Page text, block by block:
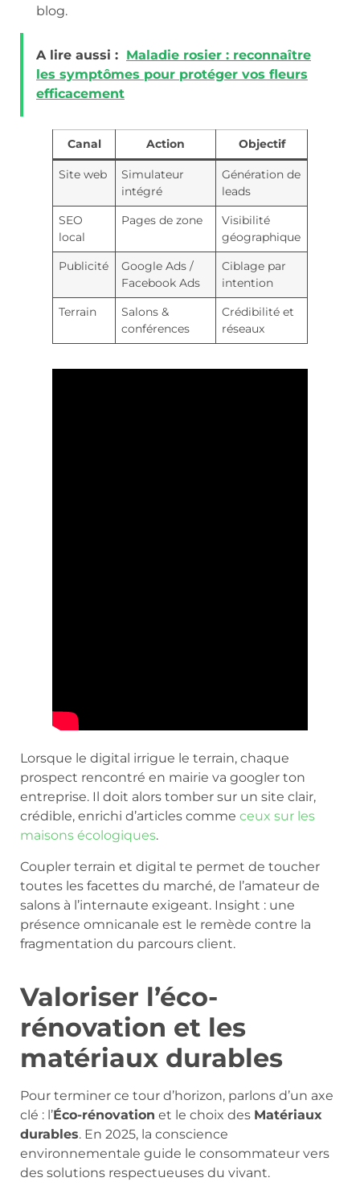
blog.
A lire aussi : Maladie rosier : reconnaître
les symptômes pour protéger vos fleurs
efficacement
Canal Action Objectif
Site web
Simulateur
intégré
Génération de
leads
SEO
local
Pages de zone
Visibilité
géographique
Publicité
Google Ads /
Facebook Ads
Ciblage par
intention
Terrain
Salons &
conférences
Crédibilité et
réseaux
Lorsque le digital irrigue le terrain, chaque
prospect rencontré en mairie va googler ton
entreprise. Il doit alors tomber sur un site clair,
crédible, enrichi d’articles comme ceux sur les
maisons écologiques.
Coupler terrain et digital te permet de toucher
toutes les facettes du marché, de l’amateur de
salons à l’internaute exigeant. Insight : une
présence omnicanale est le remède contre la
fragmentation du parcours client.
Valoriser l’éco-
rénovation et les
matériaux durables
Pour terminer ce tour d’horizon, parlons d’un axe
clé : l’Éco-rénovation et le choix des Matériaux
durables. En 2025, la conscience
environnementale guide le consommateur vers
des solutions respectueuses du vivant.